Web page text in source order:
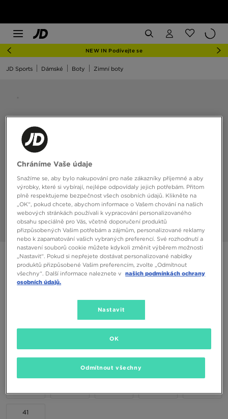
NEW IN Podívejte se
JD Sports Dámské Boty Zimní boty
UGG CLASSIC ULTRA MINI
4490 Kč
41
Chráníme Vaše údaje
Snažíme se, aby bylo nakupování pro naše zákazníky příjemné a aby
výrobky, které si vybírají, nejlépe odpovídaly jejich potřebám. Přitom
plně respektujeme bezpečnost všech osobních údajů. Klikněte na
„OK“, pokud chcete, abychom informace o Vašem chování na našich
webových stránkách používali k vypracování personalizovaného
obsahu speciálně pro Vás, včetně doporučení produktů
přizpůsobených Vašim potřebám a zájmům, personalizované reklamy
nebo k zapamatování vašich vybraných preferencí. Své rozhodnutí a
nastavení souborů cookie můžete kdykoli změnit výběrem možnosti
„Nastavit“. Pokud si nepřejete dostávat personalizované nabídky
produktů přizpůsobené Vašim preferencím, zvolte „Odmítnout
všechny“. Další informace naleznete v našich podmínkách ochrany
osobních údajů.
Nastavit
Odmítnout všechny
OK